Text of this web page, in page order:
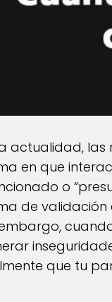
actualidad, las
en que
o
de validación
que tu